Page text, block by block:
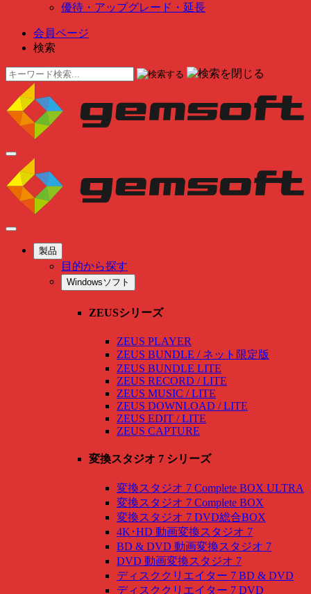
優待・アップグレード・延長
会員ページ
検索
製品
目的から探す
Windowsソフト
ZEUSシリーズ
ZEUS PLAYER
ZEUS BUNDLE / ネット限定版
ZEUS BUNDLE LITE
ZEUS RECORD / LITE
ZEUS MUSIC / LITE
ZEUS DOWNLOAD / LITE
ZEUS EDIT / LITE
ZEUS CAPTURE
変換スタジオ 7 シリーズ
変換スタジオ 7 Complete BOX ULTRA
変換スタジオ 7 Complete BOX
変換スタジオ 7 DVD総合BOX
4K･HD 動画変換スタジオ 7
BD & DVD 動画変換スタジオ 7
DVD 動画変換スタジオ 7
ディスククリエイター 7 BD & DVD
ディスククリエイター 7 DVD